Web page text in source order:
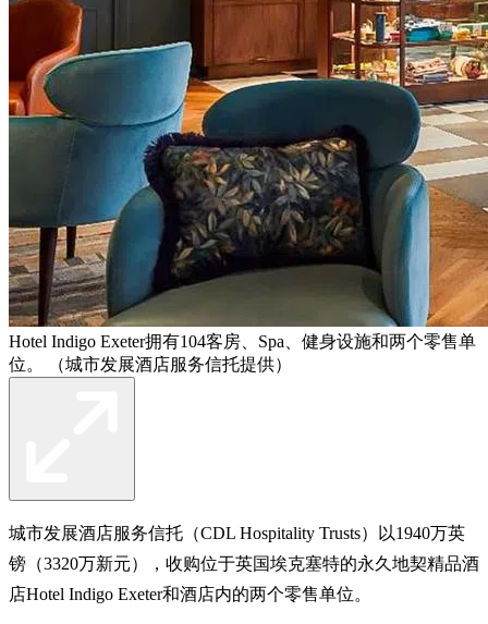
Hotel Indigo Exeter拥有104客房、Spa、健身设施和两个零售单
位。 （城市发展酒店服务信托提供）
城市发展酒店服务信托（CDL Hospitality Trusts）以1940万英
镑（3320万新元），收购位于英国埃克塞特的永久地契精品酒
店Hotel Indigo Exeter和酒店内的两个零售单位。